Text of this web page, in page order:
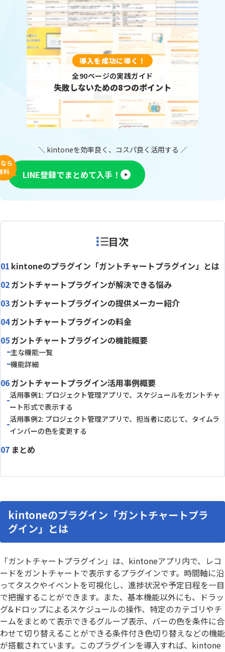
導入を成功に導く！
全90ページの実践ガイド
失敗しないための8つのポイント
＼ kintoneを効率良く、コスパ良く活用する ／
ら
料
LINE登録でまとめて入手！
目次
kintoneのプラグイン「ガントチャートプラグイン」とは
ガントチャートプラグインが解決できる悩み
ガントチャートプラグインの提供メーカー紹介
ガントチャートプラグインの料金
ガントチャートプラグインの機能概要
主な機能一覧
機能詳細
ガントチャートプラグイン活用事例概要
活用事例1: プロジェクト管理アプリで、スケジュールをガントチャ
ート形式で表示する
活用事例2: プロジェクト管理アプリで、担当者に応じて、タイムラ
インバーの色を変更する
まとめ
kintoneのプラグイン「ガントチャートプラ
グイン」とは
「ガントチャートプラグイン」は、kintoneアプリ内で、レコ
ードをガントチャートで表示するプラグインです。時間軸に沿
ってタスクやイベントを可視化し、進捗状況や予定日程を一目
で把握することができます。また、基本機能以外にも、ドラッ
グ&ドロップによるスケジュールの操作、特定のカテゴリやチ
ームをまとめて表示できるグループ表示、バーの色を条件に合
わせて切り替えることができる条件付き色切り替えなどの機能
が搭載されています。このプラグインを導入すれば、kintone